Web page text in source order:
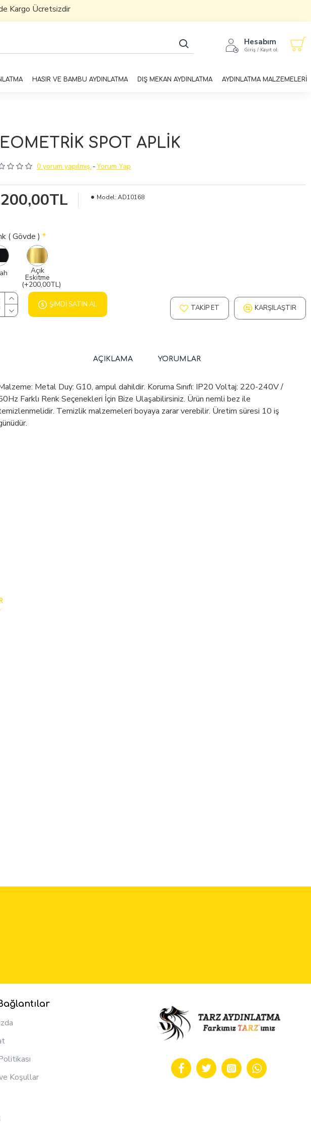
Ücretsizdir
Hesabım
Giriş / Kayıt ol
HASIR VE BAMBU AYDINLATMA DIŞ MEKAN AYDINLATMA AYDINLATMA MALZEMELERİ
SPOT APLİK
0 yorum yapılmış. -Yorum Yap
Model: AD10168
( Gövde )
Açık
Eskitme
(+200,00TL)
ŞIMDI SATIN AL TAKIP ET KARŞILAŞTIR
AÇIKLAMA YORUMLAR
Metal Duy: G10, ampul dahildir. Koruma Sınıfı: IP20 Voltaj: 220-240V /
Farklı Renk Seçenekleri İçin Bize Ulaşabilirsiniz. Ürün nemli bez ile
Temizlik malzemeleri boyaya zarar verebilir. Üretim süresi 10 iş
Koşullar